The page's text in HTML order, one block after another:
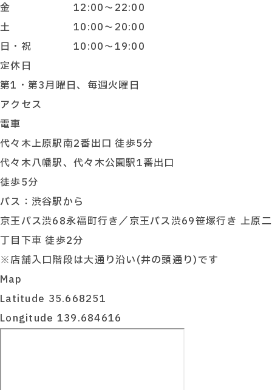
金 12:00～22:00
土 10:00～20:00
日・祝 10:00～19:00
定休日
第1・第3月曜日、毎週火曜日
アクセス
電車
代々木上原駅南2番出口 徒歩5分
代々木八幡駅、代々木公園駅1番出口
徒歩5分
バス：渋谷駅から
京王バス渋68永福町行き／京王バス渋69笹塚行き 上原二
丁目下車 徒歩2分
※店舗入口階段は大通り沿い(井の頭通り)です
Map
Latitude 35.668251
Longitude 139.684616